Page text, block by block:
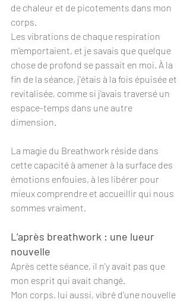
de chaleur et de picotements dans mon
corps.
Les vibrations de chaque respiration
m'emportaient, et je savais que quelque
chose de profond se passait en moi. À la
fin de la séance, j'étais à la fois épuisée et
revitalisée, comme si j’avais traversé un
espace-temps dans une autre
dimension.
La magie du Breathwork réside dans
cette capacité à amener à la surface des
émotions enfouies, à les libérer pour
mieux comprendre et accueillir qui nous
sommes vraiment.
L’après breathwork : une lueur
nouvelle
Après cette séance, il n'y avait pas que
mon esprit qui avait changé.
Mon corps, lui aussi, vibré d'une nouvelle